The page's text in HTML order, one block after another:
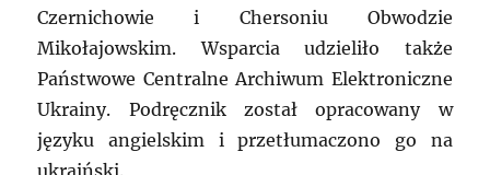
Czernichowie i Chersoniu Obwodzie
Mikołajowskim. Wsparcia udzieliło także
Państwowe Centralne Archiwum Elektroniczne
Ukrainy. Podręcznik został opracowany w
języku angielskim i przetłumaczono go na